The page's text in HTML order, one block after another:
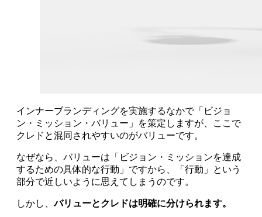
インナーブランディングを実施するなかで「ビジョ
ン・ミッション・バリュー」を策定しますが、ここで
クレドと混同されやすいのがバリューです。
なぜなら、バリューは「ビジョン・ミッションを達成
するための具体的な行動」ですから、「行動」という
部分で近しいように思えてしまうのです。
しかし、バリューとクレドは明確に分けられます。